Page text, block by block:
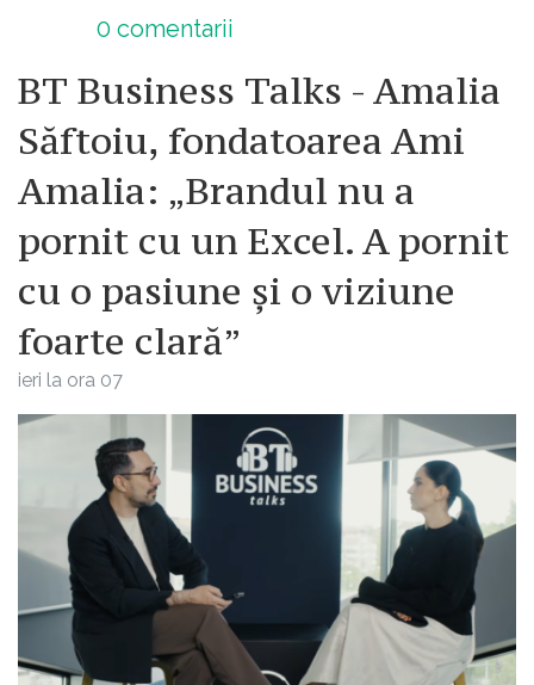
0 comentarii
BT Business Talks - Amalia
Săftoiu, fondatoarea Ami
Amalia: „Brandul nu a
pornit cu un Excel. A pornit
cu o pasiune și o viziune
foarte clară”
ieri la ora 07